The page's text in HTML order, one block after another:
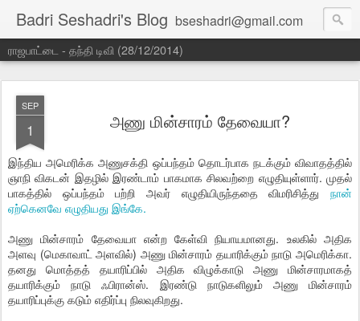
Badri Seshadri's Blog bseshadri@gmail.com
ராஜபாட்டை - தந்தி டிவி (28/12/2014)
SEP
1 அணு மின்சாரம் தேவையா?
இந்திய அமெரிக்க அணுசக்தி ஒப்பந்தம் தொடர்பாக நடக்கும் விவாதத்தில்
ஞாநி விகடன் இதழில் இரண்டாம் பாகமாக சிலவற்றை எழுதியுள்ளார். முதல்
பாகத்தில் ஒப்பந்தம் பற்றி அவர் எழுதியிருந்ததை விமரிசித்து நான்
ஏற்கெனவே எழுதியது இங்கே.
அணு மின்சாரம் தேவையா என்ற கேள்வி நியாயமானது. உலகில் அதிக
அளவு (மெகாவாட் அளவில்) அணு மின்சாரம் தயாரிக்கும் நாடு அமெரிக்கா.
தனது மொத்தத் தயாரிப்பில் அதிக விழுக்காடு அணு மின்சாரமாகத்
தயாரிக்கும் நாடு ஃபிரான்ஸ். இரண்டு நாடுகளிலும் அணு மின்சாரம்
தயாரிப்புக்கு கடும் எதிர்ப்பு நிலவுகிறது.